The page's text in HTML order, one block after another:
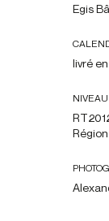
Egis
livré